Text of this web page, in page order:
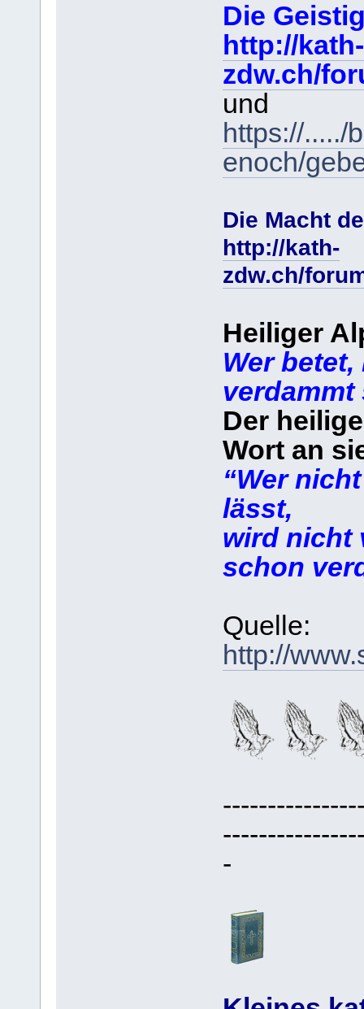
Die
http://kath-
zdw.ch/
und
https://...../
enoch/
Die Macht
http://kath-
zdw.ch/
Heiliger
Wer
verdammt
Der
Wort an
“Wer
lässt,
wird nicht
schon
Quelle:
http://
-